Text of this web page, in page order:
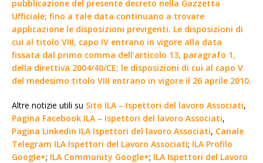
pubblicazione del presente decreto nella Gazzetta
Ufficiale; fino a tale data continuano a trovare
applicazione le disposizioni previgenti. Le disposizioni di
cui al titolo VIII, capo IV entrano in vigore alla data
fissata dal primo comma dell’articolo 13, paragrafo 1,
della direttiva 2004/40/CE; le disposizioni di cui al capo V
del medesimo titolo VIII entrano in vigore il 26 aprile 2010.
Altre notizie utili su Sito ILA – Ispettori del lavoro Associati,
Pagina Facebook ILA – Ispettori del lavoro Associati,
Pagina Linkedin ILA Ispettori del lavoro Associati, Canale
Telegram ILA Ispettori del Lavoro Associati; ILA Profilo
Google+; ILA Community Google+; ILA Ispettori del Lavoro